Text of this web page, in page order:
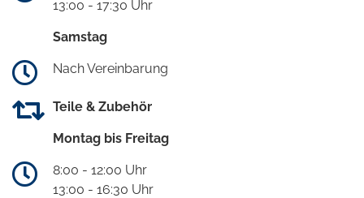
13:00 - 17:30 Uhr
Samstag
Nach Vereinbarung
Teile & Zubehör
Montag bis Freitag
8:00 - 12:00 Uhr
13:00 - 16:30 Uhr